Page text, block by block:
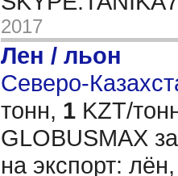
2017
Лен / льон
Северо-
тонн, 1 KZT/
GLOBUSMAX
на экспорт: